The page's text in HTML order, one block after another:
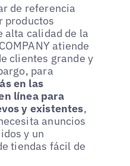
de referencia
productos
alta calidad de la
atiende
clientes grande y
para
en las
línea para
y existentes,
anuncios
y un
tiendas fácil de